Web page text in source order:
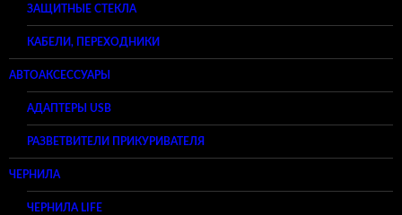
ЗАЩИТНЫЕ СТЕКЛА
КАБЕЛИ, ПЕРЕХОДНИКИ
АВТОАКСЕССУАРЫ
АДАПТЕРЫ USB
РАЗВЕТВИТЕЛИ ПРИКУРИВАТЕЛЯ
ЧЕРНИЛА
ЧЕРНИЛА LIFE